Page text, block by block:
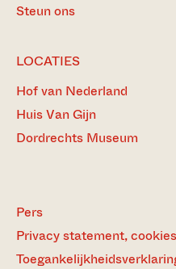
Steun ons
LOCATIES
Hof van Nederland
Huis Van Gijn
Dordrechts Museum
Pers
Privacy statement,